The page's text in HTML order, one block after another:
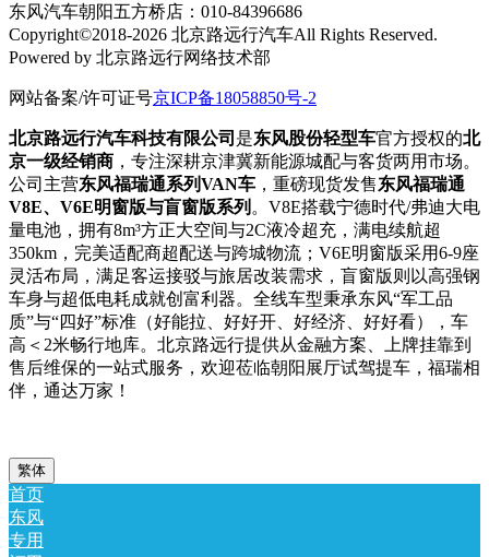
东风汽车朝阳五方桥店：010-84396686
Copyright©2018-2026 北京路远行汽车All Rights Reserved.
Powered by 北京路远行网络技术部
网站备案/许可证号京ICP备18058850号-2
北京路远行汽车科技有限公司 是东风股份轻型车官方授权的北
京一级经销商 ，专注深耕京津冀新能源城配与客货两用市场。
公司主营东风福瑞通系列VAN车 ，重磅现货发售东风福瑞通
V8E、V6E明窗版与盲窗版系列 。V8E搭载宁德时代/弗迪大电
量电池，拥有8m³方正大空间与2C液冷超充，满电续航超
350km，完美适配商超配送与跨城物流；V6E明窗版采用6-9座
灵活布局，满足客运接驳与旅居改装需求，盲窗版则以高强钢
车身与超低电耗成就创富利器。全线车型秉承东风“军工品
质”与“四好”标准（好能拉、好好开、好经济、好好看），车
高＜2米畅行地库。北京路远行提供从金融方案、上牌挂靠到
售后维保的一站式服务，欢迎莅临朝阳展厅试驾提车，福瑞相
伴，通达万家！
繁体
首页
东风
专用